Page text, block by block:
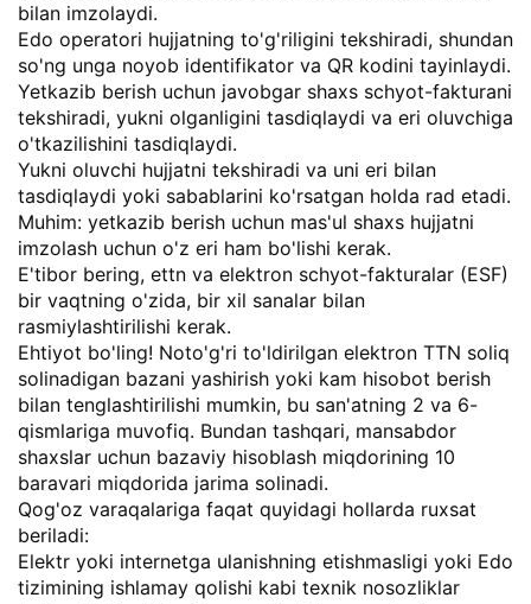
bilan imzolaydi.
Edo operatori hujjatning to'g'riligini tekshiradi, shundan
so'ng unga noyob identifikator va QR kodini tayinlaydi.
Yetkazib berish uchun javobgar shaxs schyot-fakturani
tekshiradi, yukni olganligini tasdiqlaydi va eri oluvchiga
o'tkazilishini tasdiqlaydi.
Yukni oluvchi hujjatni tekshiradi va uni eri bilan
tasdiqlaydi yoki sabablarini ko'rsatgan holda rad etadi.
Muhim: yetkazib berish uchun mas'ul shaxs hujjatni
imzolash uchun o'z eri ham bo'lishi kerak.
E'tibor bering, ettn va elektron schyot-fakturalar (ESF)
bir vaqtning o'zida, bir xil sanalar bilan
rasmiylashtirilishi kerak.
Ehtiyot bo'ling! Noto'g'ri to'ldirilgan elektron TTN soliq
solinadigan bazani yashirish yoki kam hisobot berish
bilan tenglashtirilishi mumkin, bu san'atning 2 va 6-
qismlariga muvofiq. Bundan tashqari, mansabdor
shaxslar uchun bazaviy hisoblash miqdorining 10
baravari miqdorida jarima solinadi.
Qog'oz varaqalariga faqat quyidagi hollarda ruxsat
beriladi:
Elektr yoki internetga ulanishning etishmasligi yoki Edo
tizimining ishlamay qolishi kabi texnik nosozliklar